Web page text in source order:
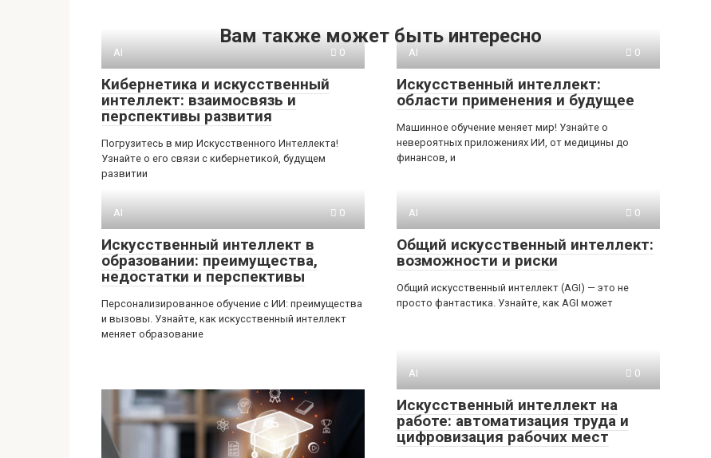
Вам также может быть интересно
AI 0
Кибернетика и искусственный
интеллект: взаимосвязь и
перспективы развития
Погрузитесь в мир Искусственного Интеллекта!
Узнайте о его связи с кибернетикой, будущем
развитии
AI 0
Искусственный интеллект:
области применения и будущее
Машинное обучение меняет мир! Узнайте о
невероятных приложениях ИИ, от медицины до
финансов, и
AI 0
Искусственный интеллект в
образовании: преимущества,
недостатки и перспективы
Персонализированное обучение с ИИ: преимущества
и вызовы. Узнайте, как искусственный интеллект
меняет образование
AI 0
Общий искусственный интеллект:
возможности и риски
Общий искусственный интеллект (AGI) — это не
просто фантастика. Узнайте, как AGI может
AI 0
Искусственный интеллект на
работе: автоматизация труда и
цифровизация рабочих мест